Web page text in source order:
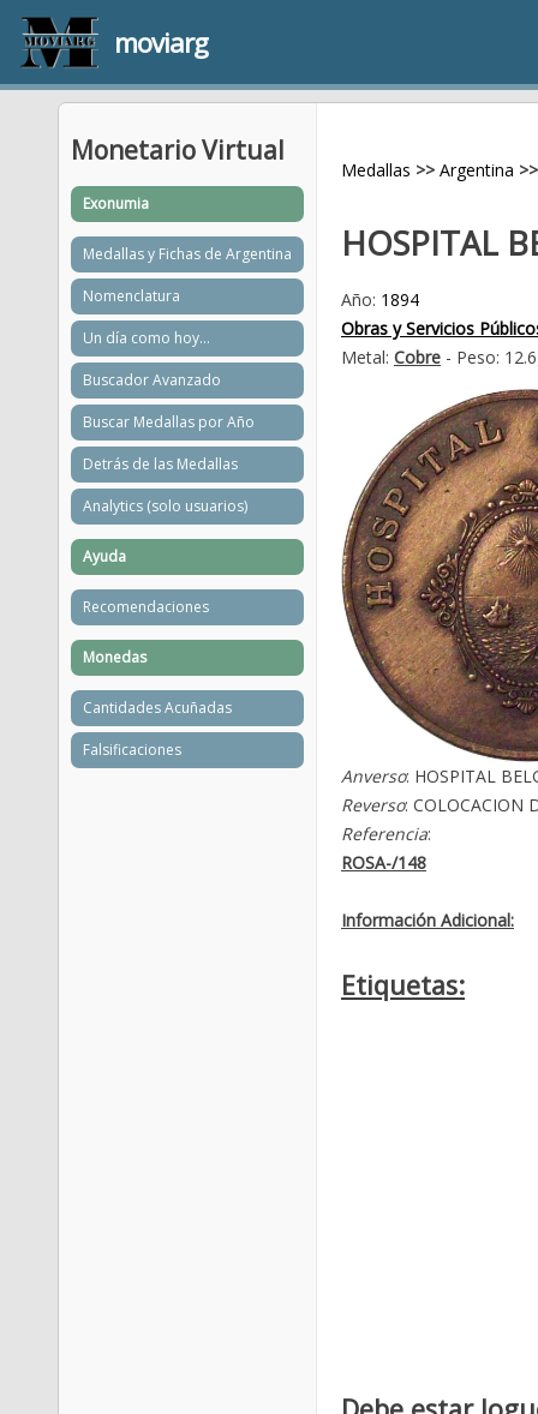
moviarg
Medallas >> Argentina >>
HOSPITAL
Año: 1894
Obras y Servicios
Metal: Cobre - Peso:
Anverso: HOSPITAL
Reverso: COLOCACION
Referencia:
ROSA-/148
Información Adicional:
Etiquetas:
Monetario Virtual
Exonumia
Medallas y Fichas de Argentina
Nomenclatura
Un día como hoy...
Buscador Avanzado
Buscar Medallas por Año
Detrás de las Medallas
Analytics (solo usuarios)
Ayuda
Recomendaciones
Monedas
Cantidades Acuñadas
Falsificaciones